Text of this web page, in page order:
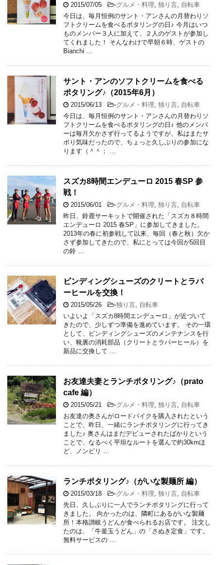
2015/07/05 -グルメ・料理 独り言 自転車
今日は、毎月恒例のサント・アンさんの月替わりソ
フトクリームを食べるポタリングの日♪ 今月はいつ
ものメンバー３人に加えて、２人のゲストが参加し
てくれました！ そんなわけで早朝６時、ゲストの
Bianchi …
サント・アンのソフトクリームを食べる
ポタリング♪（2015年6月）
2015/06/13 -グルメ・料理 独り言 自転車
今日は、毎月恒例のサント・アンさんの月替わりソ
フトクリームを食べるポタリングの日♪ 他のメンバ
ーは毎月欠かさず行ってるようですが、私はまたサ
ボり気味だったので、ちょっと久しぶりの参加にな
ります（＾＾； …
スズカ8時間エンデューロ 2015 春SP 参
戦！
2015/06/01 -グルメ・料理 独り言 自転車
昨日、鈴鹿サーキットで開催された「スズカ８時間
エンデューロ 2015 春SP」に参加してきました。
2013年の春に初参戦して以来、毎回（春と秋）欠か
さず参加してきたので、私にとっては今回が5回目
の鈴 …
ビンディングシューズのクリートとラバ
ーヒールを交換！
2015/05/26 -独り言 自転車
いよいよ「スズカ8時間エンデューロ」が近づいて
きたので、少しずつ準備を進めています。 その一環
として、ビンディングシューズのメンテナンスを行
い、靴裏の消耗部品（クリートとラバーヒール）を
新品に交換して …
お友達夫妻とランチポタリング♪（prato
cafe 編）
2015/05/21 -グルメ・料理 独り言 自転車
お友達の奥さんがロードバイクを購入されたという
ことで、昨日、一緒にランチポタリングに行ってき
ました♪ 奥さんはまだデビューされたばかりという
ことで、なるべく平坦なルートを選んで約30kmほ
ど、ノンビリ …
ランチポタリング♪（がいな製麺所 編）
2015/03/18 -グルメ・料理 独り言 自転車
先日、久しぶりに一人でランチポタリングに行って
きました。 向かったのは、隣町にあるがいな製麺
所！本格讃岐うどんが食べられるお店です。 注文し
たのは、「牛釜玉うどん」の「さぬき定食」です。
無料サービスの …